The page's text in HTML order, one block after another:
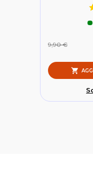
9,90 €